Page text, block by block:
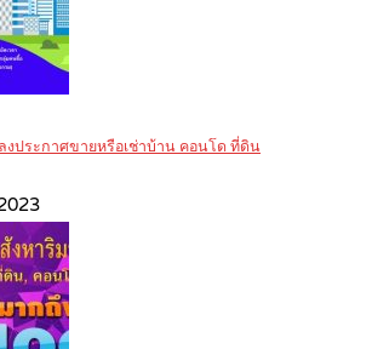
งประกาศขายหรือเช่าบ้าน คอนโด ที่ดิน